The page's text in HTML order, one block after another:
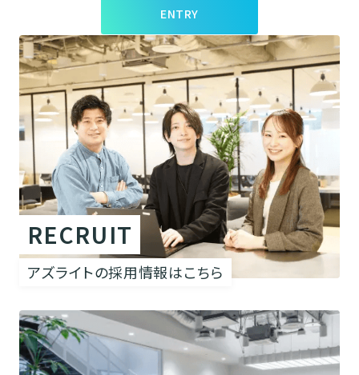
ENTRY
RECRUIT
アズライトの採用情報はこちら